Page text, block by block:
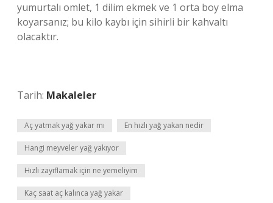
yumurtalı omlet, 1 dilim ekmek ve 1 orta boy elma
koyarsanız; bu kilo kaybı için sihirli bir kahvaltı
olacaktır.
Tarih: Makaleler
Aç yatmak yağ yakar mı En hızlı yağ yakan nedir
Hangi meyveler yağ yakıyor
Hızlı zayıflamak için ne yemeliyim
Kaç saat aç kalınca yağ yakar